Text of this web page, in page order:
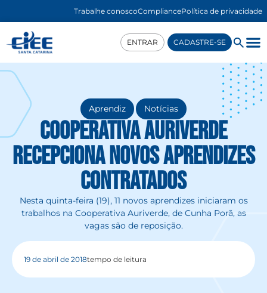
Trabalhe conoscoCompliancePolítica de privacidade
ENTRAR CADASTRE-SE
Aprendiz , Notícias
Cooperativa Auriverde
recepciona novos aprendizes
contratados
Nesta quinta-feira (19), 11 novos aprendizes iniciaram os
trabalhos na Cooperativa Auriverde, de Cunha Porã, as
vagas são de reposição.
19 de abril de 2018tempo de leitura